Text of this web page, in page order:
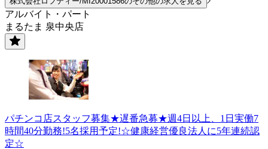
アルバイト・パート
まるたま 泉中央店
パチンコ店スタッフ募集★遅番急募★週4日以上、1日実働7
時間40分勤務!5名採用予定!☆健康経営優良法人に5年連続認
定☆